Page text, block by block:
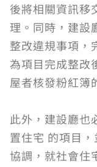
後將相關資訊移
理。同時，建設
整改違規事項，
為項目完成整改
屋者核發粉紅簿
此外，建設廳也
置住宅 的項目
協調，就社會住